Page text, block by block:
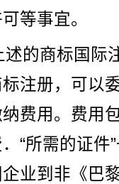
等事宜。
的商标国际
注册，可以
费用。费用
“所需的证件
业到非《巴